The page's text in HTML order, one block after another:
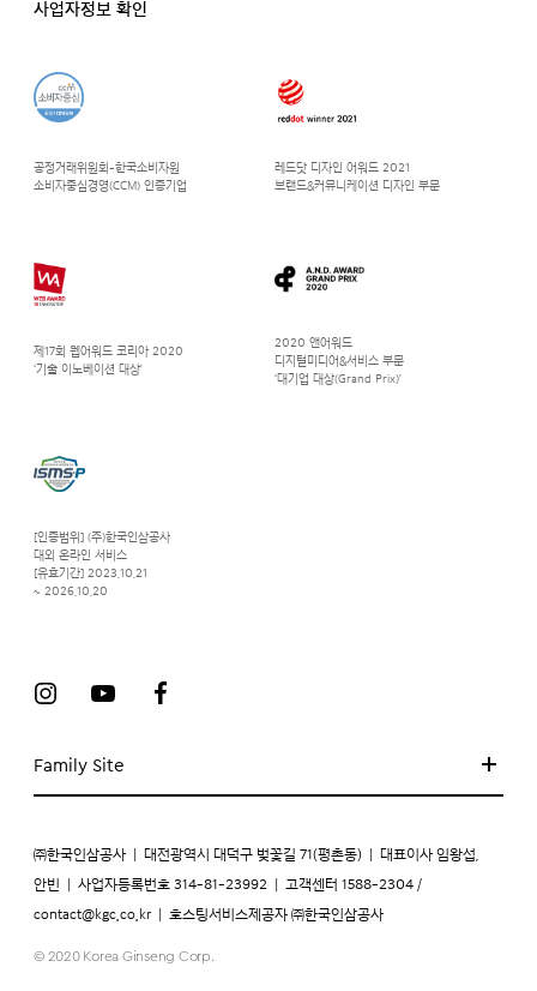
Family Site
공정거래위원회-한국소비자원
소비자중심경영(CCM) 인증기업
레드닷 디자인 어워드 2021
브랜드&커뮤니케이션 디자인 부문
제17회 웹어워드 코리아 2020
‘기술 이노베이션 대상’
2020 앤어워드
디지털미디어&서비스 부문
‘대기업 대상(Grand Prix)’
[인증범위] (주)한국인삼공사
대외 온라인 서비스
[유효기간] 2023.10.21
~ 2026.10.20
사업자정보 확인
㈜한국인삼공사 대전광역시 대덕구 벚꽃길 71(평촌동) 대표이사 임왕섭,
안빈 사업자등록번호 314-81-23992 고객센터 1588-2304 /
contact@kgc.co.kr 호스팅서비스제공자 ㈜한국인삼공사
© 2020 Korea Ginseng Corp.